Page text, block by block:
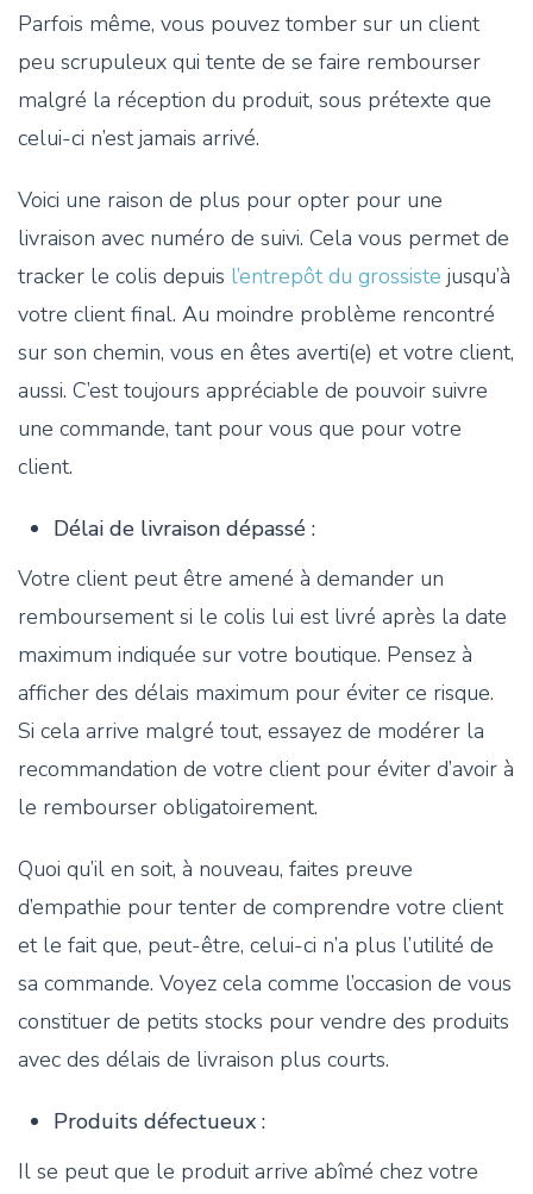
Parfois même, vous pouvez tomber sur un client
peu scrupuleux qui tente de se faire rembourser
malgré la réception du produit, sous prétexte que
celui-ci n’est jamais arrivé.
Voici une raison de plus pour opter pour une
livraison avec numéro de suivi. Cela vous permet de
tracker le colis depuis l’entrepôt du grossiste jusqu’à
votre client final. Au moindre problème rencontré
sur son chemin, vous en êtes averti(e) et votre client,
aussi. C’est toujours appréciable de pouvoir suivre
une commande, tant pour vous que pour votre
client.
Délai de livraison dépassé :
Votre client peut être amené à demander un
remboursement si le colis lui est livré après la date
maximum indiquée sur votre boutique. Pensez à
afficher des délais maximum pour éviter ce risque.
Si cela arrive malgré tout, essayez de modérer la
recommandation de votre client pour éviter d’avoir à
le rembourser obligatoirement.
Quoi qu’il en soit, à nouveau, faites preuve
d’empathie pour tenter de comprendre votre client
et le fait que, peut-être, celui-ci n’a plus l’utilité de
sa commande. Voyez cela comme l’occasion de vous
constituer de petits stocks pour vendre des produits
avec des délais de livraison plus courts.
Produits défectueux :
Il se peut que le produit arrive abîmé chez votre